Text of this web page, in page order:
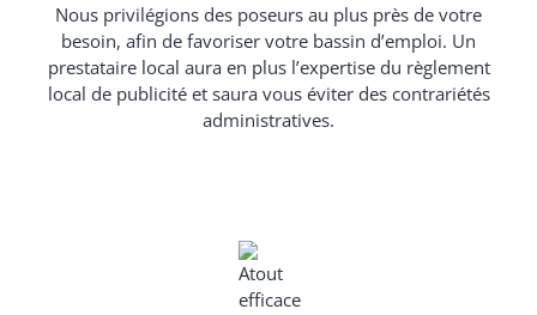
Nous privilégions des poseurs au plus près de votre
besoin, afin de favoriser votre bassin d’emploi. Un
prestataire local aura en plus l’expertise du règlement
local de publicité et saura vous éviter des contrariétés
administratives.